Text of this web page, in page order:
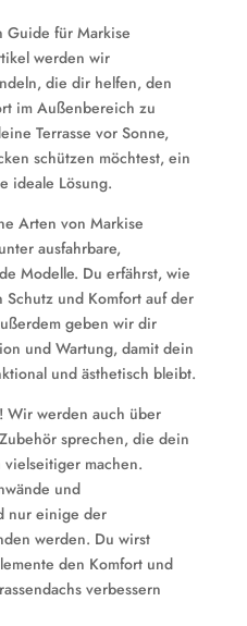
Guide für Markise
werden wir
die dir helfen, den
im Außenbereich zu
Terrasse vor Sonne,
schützen möchtest, ein
ideale Lösung.
Arten von Markise
ausfahrbare,
Modelle. Du erfährst, wie
und Komfort auf der
geben wir dir
und Wartung, damit dein
und ästhetisch bleibt.
Wir werden auch über
sprechen, die dein
vielseitiger machen.
und
nur einige der
werden. Du wirst
den Komfort und
verbessern